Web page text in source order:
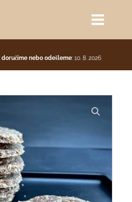
doručíme nebo odešleme: 10. 8. 2026